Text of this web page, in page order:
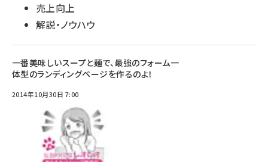
売上向上
解説・ノウハウ
一番美味しいスープと麺で、最強のフォーム一
体型のランディングページを作るのよ！
2014年10月30日 7:00